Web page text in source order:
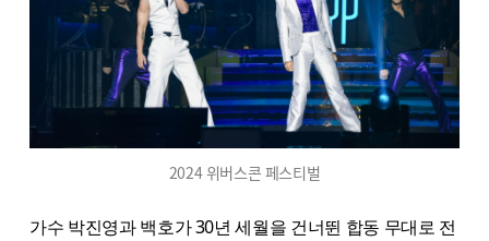
2024 위버스콘 페스티벌
가수 박진영과 백호가 30년 세월을 건너뛴 합동 무대로 전